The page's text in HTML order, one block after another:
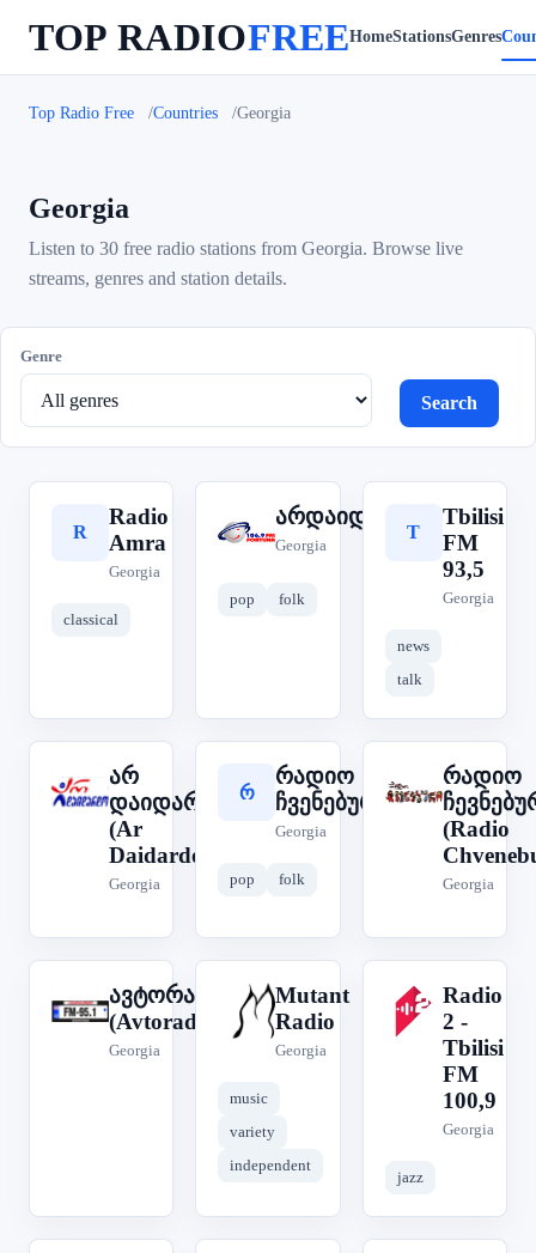
TOP RADIOFREEHomeStationsGenres
Top Radio Free Countries Georgia
Georgia
Listen to 30 free radio stations from Georgia. Browse live
streams, genres and station details.
Genre
Search
R
Radio
Amra
Georgia
classical
ა
არდაიდარდო
Georgia
pop folk
T
Tbilisi
FM
93,5
Georgia
news
talk
ა
არ
დაიდარდო
(Ar
Daidardo)
Georgia
რ
რადიო
ჩვენებური
Georgia
pop folk
რ
რადიო
(Radio
Georgia
ა
ავტორადიო
(Avtoradio)
Georgia
M
Mutant
Radio
Georgia
music
variety
independent
R
Radio
2 -
Tbilisi
FM
100,9
Georgia
jazz